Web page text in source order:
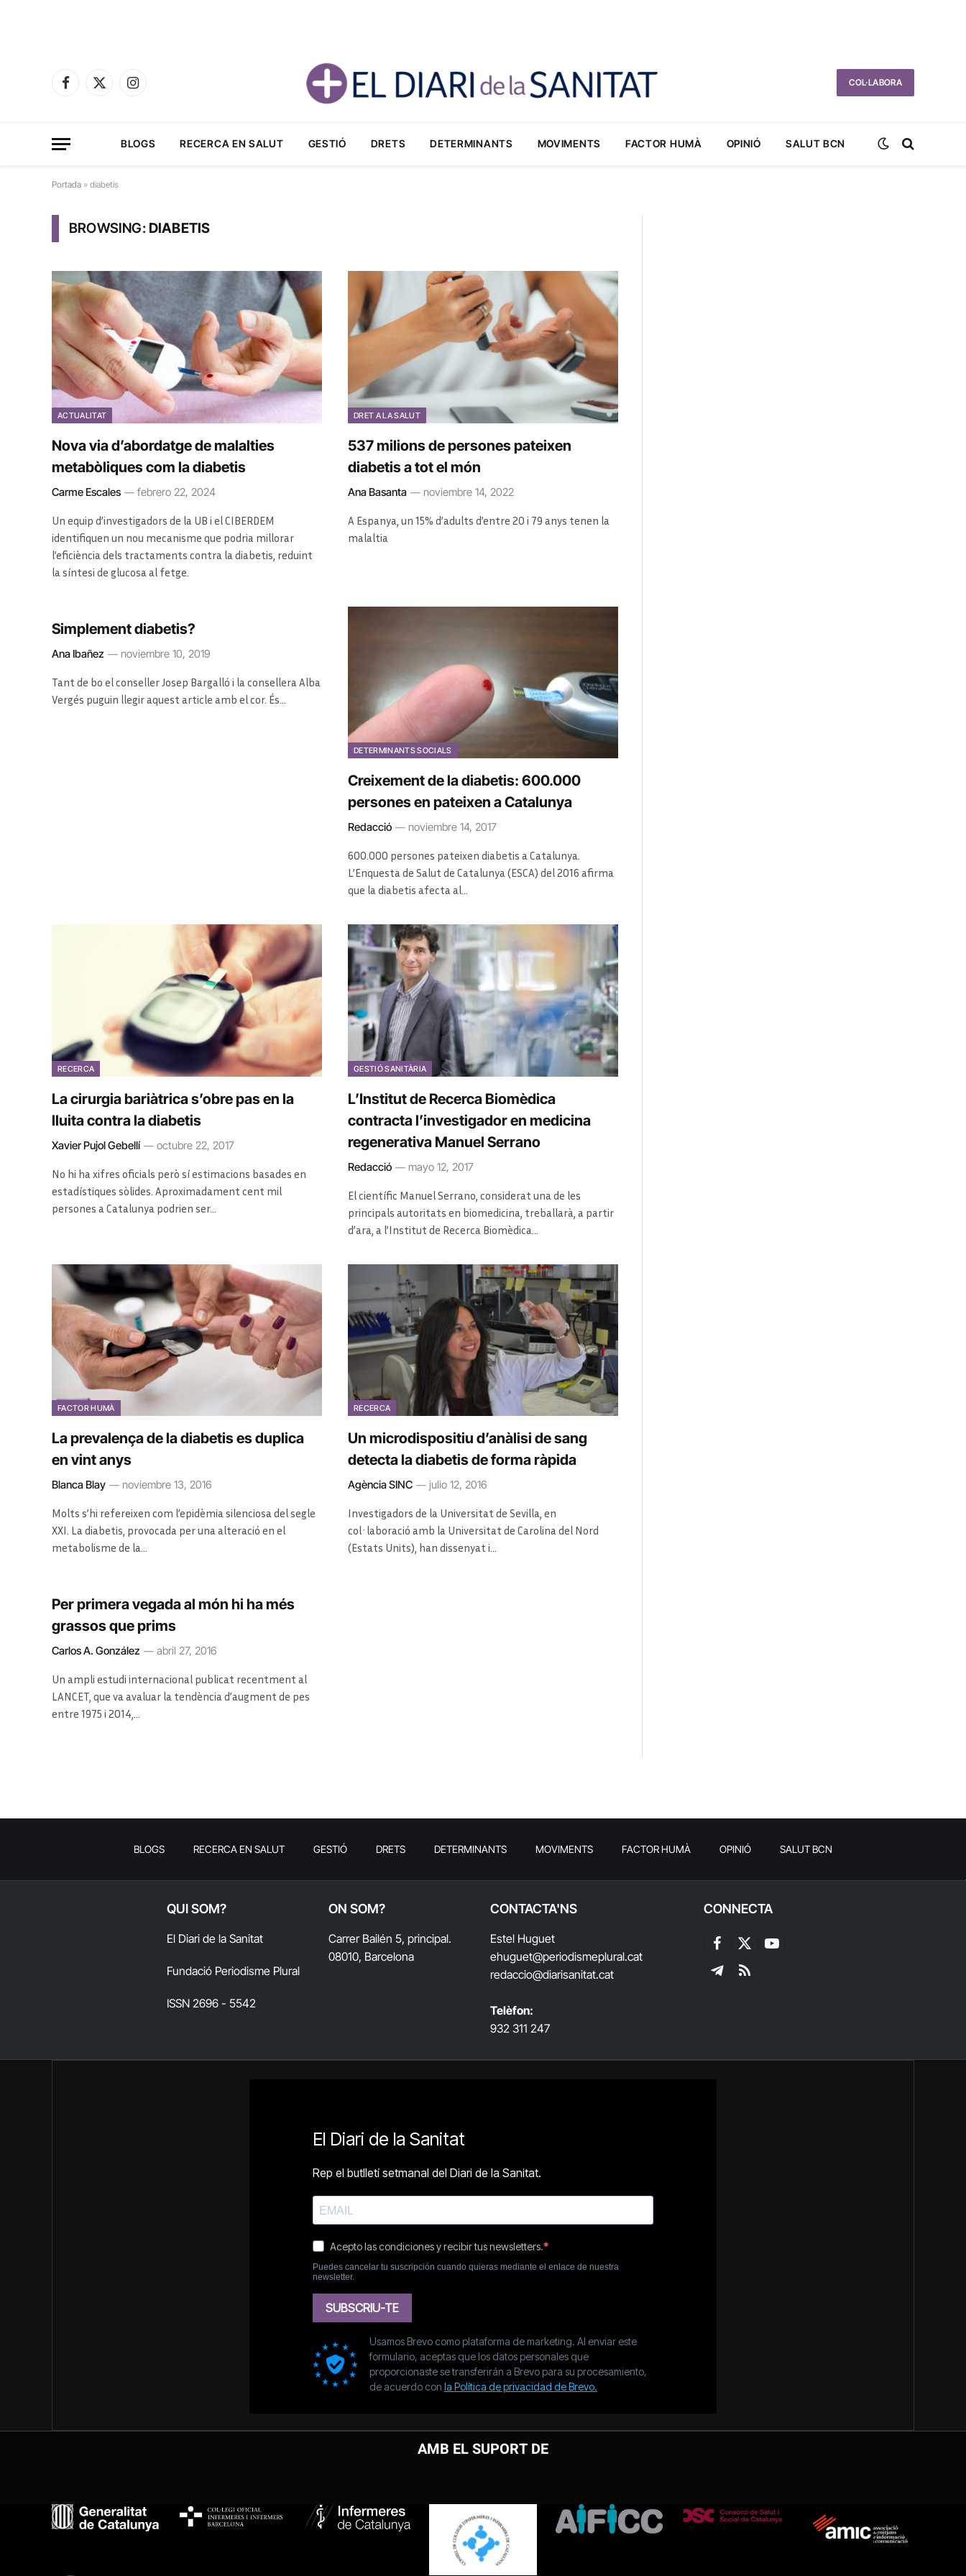
Facebook
X
Instagram
COL·LABORA
BLOGS RECERCA EN SALUT GESTIÓ DRETS DETERMINANTS MOVIMENTS FACTOR HUMÀ OPINIÓ SALUT BCN
Portada » diabetis
BROWSING:DIABETIS
ACTUALITAT
Nova via d’abordatge de malalties
metabòliques com la diabetis
Carme Escales febrero 22, 2024
Un equip d’investigadors de la UB i el CIBERDEM
identifiquen un nou mecanisme que podria millorar
l’eficiència dels tractaments contra la diabetis, reduint
la síntesi de glucosa al fetge.
DRET A LA SALUT
537 milions de persones pateixen
diabetis a tot el món
Ana Basanta noviembre 14, 2022
A Espanya, un 15% d’adults d’entre 20 i 79 anys tenen la
malaltia
Simplement diabetis?
Ana Ibañez noviembre 10, 2019
Tant de bo el conseller Josep Bargalló i la consellera Alba
Vergés puguin llegir aquest article amb el cor. És…
DETERMINANTS SOCIALS
Creixement de la diabetis: 600.000
persones en pateixen a Catalunya
Redacció noviembre 14, 2017
600.000 persones pateixen diabetis a Catalunya.
L’Enquesta de Salut de Catalunya (ESCA) del 2016 afirma
que la diabetis afecta al…
RECERCA
La cirurgia bariàtrica s’obre pas en la
lluita contra la diabetis
Xavier Pujol Gebellí octubre 22, 2017
No hi ha xifres oficials però sí estimacions basades en
estadístiques sòlides. Aproximadament cent mil
persones a Catalunya podrien ser…
GESTIÓ SANITÀRIA
L’Institut de Recerca Biomèdica
contracta l’investigador en medicina
regenerativa Manuel Serrano
Redacció mayo 12, 2017
El científic Manuel Serrano, considerat una de les
principals autoritats en biomedicina, treballarà, a partir
d’ara, a l’Institut de Recerca Biomèdica…
FACTOR HUMÀ
La prevalença de la diabetis es duplica
en vint anys
Blanca Blay noviembre 13, 2016
Molts s’hi refereixen com l’epidèmia silenciosa del segle
XXI. La diabetis, provocada per una alteració en el
metabolisme de la…
RECERCA
Un microdispositiu d’anàlisi de sang
detecta la diabetis de forma ràpida
Agència SINC julio 12, 2016
Investigadors de la Universitat de Sevilla, en
col·laboració amb la Universitat de Carolina del Nord
(Estats Units), han dissenyat i…
Per primera vegada al món hi ha més
grassos que prims
Carlos A. González abril 27, 2016
Un ampli estudi internacional publicat recentment al
LANCET, que va avaluar la tendència d’augment de pes
entre 1975 i 2014,…
BLOGS RECERCA EN SALUT GESTIÓ DRETS DETERMINANTS MOVIMENTS FACTOR HUMÀ OPINIÓ SALUT BCN
QUI SOM?
El Diari de la Sanitat
Fundació Periodisme Plural
ISSN 2696 - 5542
ON SOM?
Carrer Bailén 5, principal.
08010, Barcelona
CONTACTA'NS
Estel Huguet
ehuguet@periodismeplural.cat
redaccio@diarisanitat.cat
Telèfon:
932 311 247
CONNECTA
Facebook
X
(Twitter)
YouTube
TelegramRSS
AMB EL SUPORT DE